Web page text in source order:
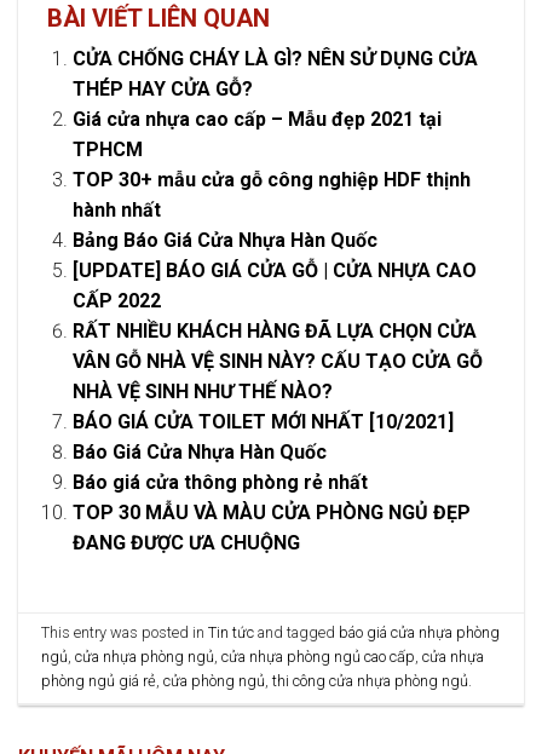
BÀI VIẾT LIÊN QUAN
CỬA CHỐNG CHÁY LÀ GÌ? NÊN SỬ DỤNG CỬA
THÉP HAY CỬA GỖ?
Giá cửa nhựa cao cấp – Mẫu đẹp 2021 tại
TPHCM
TOP 30+ mẫu cửa gỗ công nghiệp HDF thịnh
hành nhất
Bảng Báo Giá Cửa Nhựa Hàn Quốc
[UPDATE] BÁO GIÁ CỬA GỖ | CỬA NHỰA CAO
CẤP 2022
RẤT NHIỀU KHÁCH HÀNG ĐÃ LỰA CHỌN CỬA
VÂN GỖ NHÀ VỆ SINH NÀY? CẤU TẠO CỬA GỖ
NHÀ VỆ SINH NHƯ THẾ NÀO?
BÁO GIÁ CỬA TOILET MỚI NHẤT [10/2021]
Báo Giá Cửa Nhựa Hàn Quốc
Báo giá cửa thông phòng rẻ nhất
TOP 30 MẪU VÀ MÀU CỬA PHÒNG NGỦ ĐẸP
ĐANG ĐƯỢC ƯA CHUỘNG
This entry was posted inTin tức and tagged báo giá cửa nhựa phòng
ngủ,cửa nhựa phòng ngủ,cửa nhựa phòng ngủ cao cấp,cửa nhựa
phòng ngủ giá rẻ,cửa phòng ngủ,thi công cửa nhựa phòng ngủ.